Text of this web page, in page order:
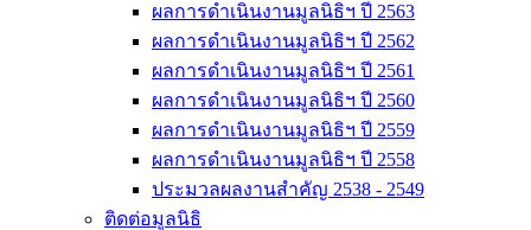
ผลการดำเนินงานมูลนิธิฯ ปี 2563
ผลการดำเนินงานมูลนิธิฯ ปี 2562
ผลการดำเนินงานมูลนิธิฯ ปี 2561
ผลการดำเนินงานมูลนิธิฯ ปี 2560
ผลการดำเนินงานมูลนิธิฯ ปี 2559
ผลการดำเนินงานมูลนิธิฯ ปี 2558
ประมวลผลงานสำคัญ 2538 - 2549
ติดต่อมูลนิธิ